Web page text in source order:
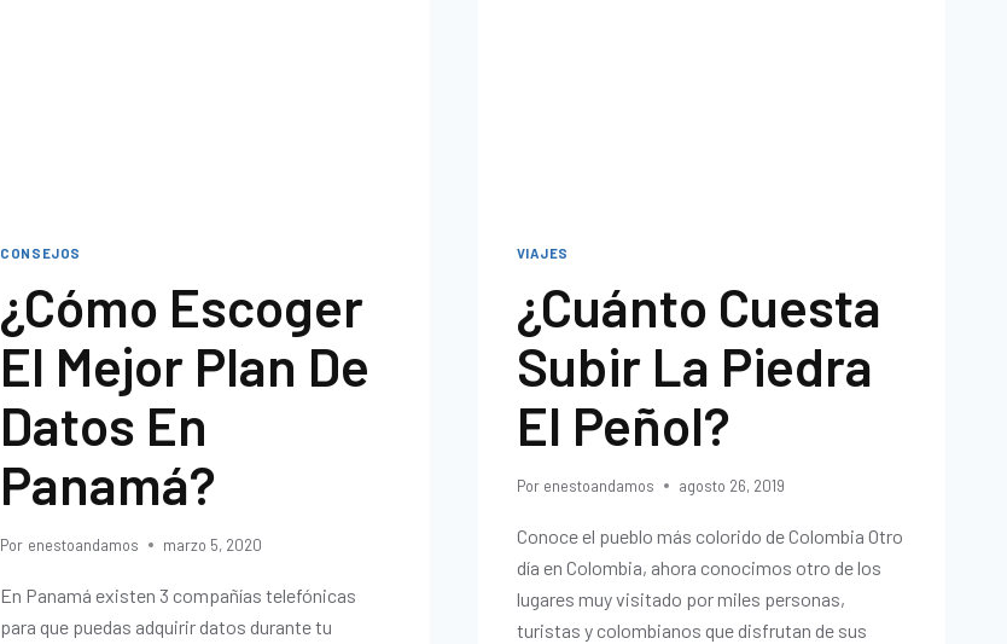
CONSEJOS
¿Cómo Escoger
El Mejor Plan De
Datos En
Panamá?
Por enestoandamos marzo 5, 2020
En Panamá existen 3 compañías telefónicas
para que puedas adquirir datos durante tu
VIAJES
¿Cuánto Cuesta
Subir La Piedra
El Peñol?
Por enestoandamos agosto 26, 2019
Conoce el pueblo más colorido de Colombia Otro
día en Colombia, ahora conocimos otro de los
lugares muy visitado por miles personas,
turistas y colombianos que disfrutan de sus